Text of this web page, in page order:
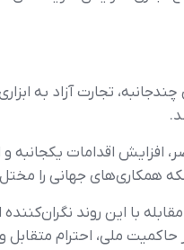
چندجانبه، تجارت آزاد
افزایش اقدامات
همکاری‌های جهانی را مختل
این روند نگران‌کننده
ملی، احترام